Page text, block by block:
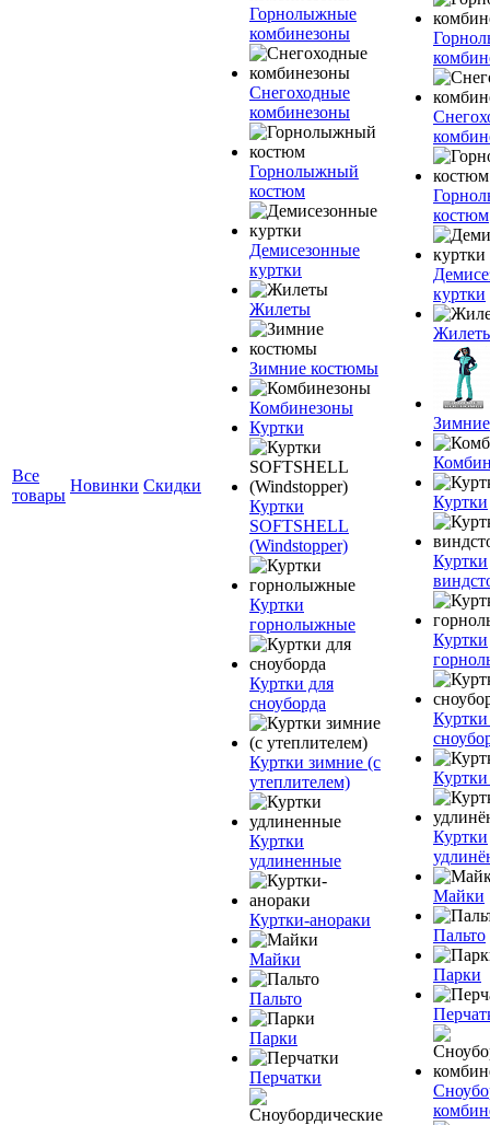
Все
товары
Новинки Скидки
Горнолыжные
комбинезоны
Снегоходные
комбинезоны
Горнолыжный
костюм
Демисезонные
куртки
Жилеты
Зимние костюмы
Комбинезоны
Куртки
Куртки
SOFTSHELL
(Windstopper)
Куртки
горнолыжные
Куртки для
сноуборда
Куртки зимние (с
утеплителем)
Куртки
удлиненные
Куртки-анораки
Майки
Пальто
Парки
Перчатки
костюм
куртки
Куртки
Куртки
Куртки
Куртки
Куртки
Майки
Пальто
Парки